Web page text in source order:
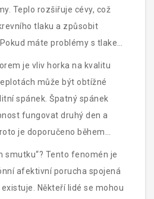
Teplo rozšiřuje cévy, což
tlaku a způsobit
máte problémy s tlakem,
lékaře a dbát na
a odpočinek ve stínu.
je vliv horka na kvalitu
může být obtížné
spánek. Špatný spánek
fungovat druhý den a
je doporučeno během
nebo klimatizaci a
hygienu.
smutku“? Tento fenomén je
afektivní porucha spojená
Někteří lidé se mohou